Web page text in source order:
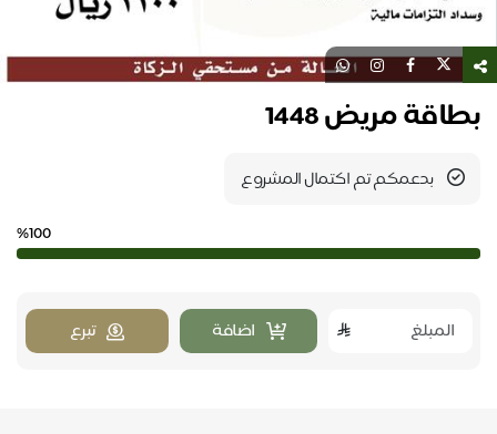
بطاقة مريض 1448
بدعمكم تم اكتمال المشروع
%100
اضافة تبرع